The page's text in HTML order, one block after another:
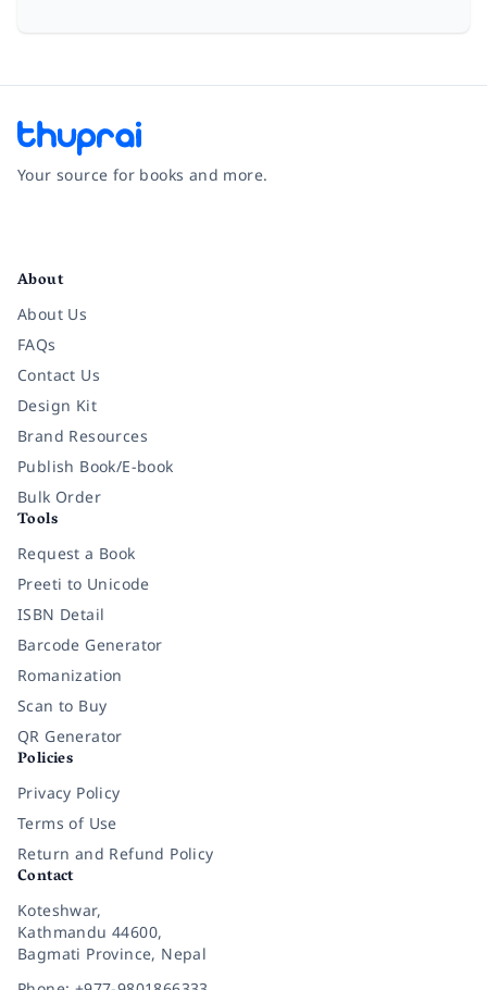
Your source for books and more.
About
About Us
FAQs
Contact Us
Design Kit
Brand Resources
Publish Book/E-book
Bulk Order
Tools
Request a Book
Preeti to Unicode
ISBN Detail
Barcode Generator
Romanization
Scan to Buy
QR Generator
Policies
Privacy Policy
Terms of Use
Return and Refund Policy
Contact
Koteshwar,
Kathmandu 44600,
Bagmati Province, Nepal